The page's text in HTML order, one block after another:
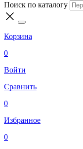
Поиск по каталогу
Корзина
0
Войти
Сравнить
0
Избранное
0